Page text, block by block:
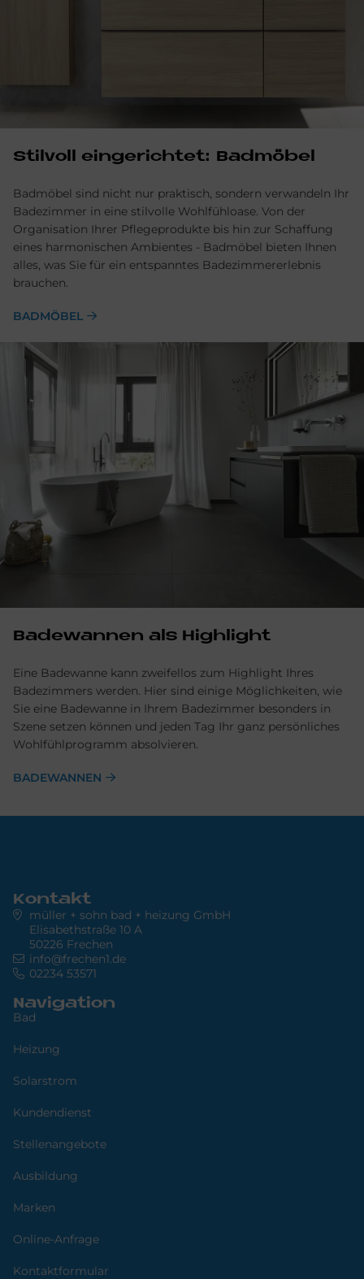
Stil­voll ein­ge­rich­tet: Bad­mö­bel
Badmöbel sind nicht nur praktisch, sondern ver­wandeln Ihr
Bade­zimmer in eine stil­volle Wohlfühl­oase. Von der
Organisation Ihrer Pflege­produkte bis hin zur Schaf­fung
eines harmonischen Ambientes - Bad­möbel bieten Ihnen
alles, was Sie für ein entspanntes Badezimmer­erlebnis
brauchen.
BADMÖBEL
Badewannen als Highlight
Eine Badewanne kann zweifellos zum Highlight Ihres
Badezimmers werden. Hier sind einige Möglichkeiten, wie
Sie eine Badewanne in Ihrem Badezimmer besonders in
Szene setzen können und jeden Tag Ihr ganz persönliches
Wohlfühlprogramm absolvieren.
BADEWANNEN
Kontakt
müller + sohn bad + heizung GmbH
Elisabethstraße 10 A
50226 Frechen
info@frechen1.de
02234 53571
Navigation
Bad
Heizung
Solarstrom
Kundendienst
Stellenangebote
Ausbildung
Marken
Online-Anfrage
Kontaktformular